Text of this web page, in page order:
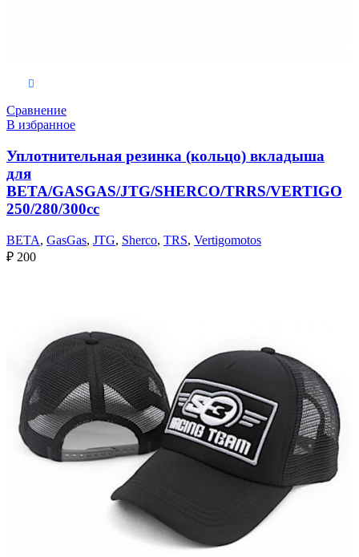
Сравнение
В избранное
Уплотнительная резинка (кольцо) вкладыша
для
BETA/GASGAS/JTG/SHERCO/TRRS/VERTIGO
250/280/300cc
BETA, GasGas, JTG, Sherco, TRS, Vertigomotos
₽ 200